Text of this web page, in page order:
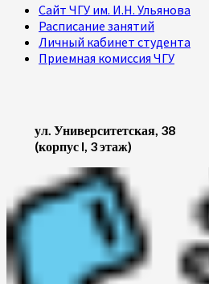
Сайт ЧГУ им. И.Н. Ульянова
Расписание занятий
Личный кабинет студента
Приемная комиссия ЧГУ
ул. Университетская, 38
(корпус I, 3 этаж)